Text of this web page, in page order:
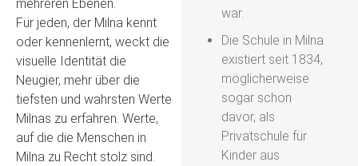
mehreren Ebenen.
Für jeden, der Milna kennt
oder kennenlernt, weckt die
visuelle Identität die
Neugier, mehr über die
tiefsten und wahrsten Werte
Milnas zu erfahren. Werte,
auf die die Menschen in
Milna zu Recht stolz sind.
war.
Die Schule in Milna
existiert seit 1834,
möglicherweise
sogar schon
davor, als
Privatschule für
Kinder aus